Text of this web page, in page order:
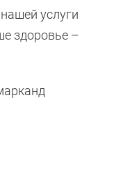
услуги
здоровье –